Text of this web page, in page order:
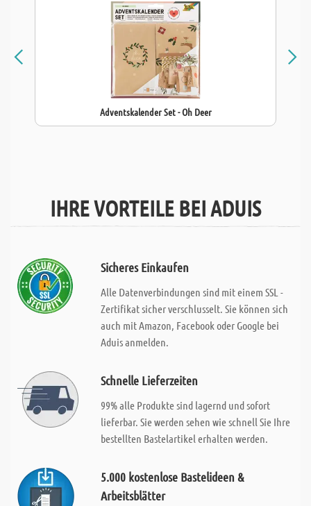
Adventskalender Set - Oh Deer
IHRE VORTEILE BEI ADUIS
Sicheres Einkaufen
Alle Datenverbindungen sind mit einem SSL -
Zertifikat sicher verschlusselt. Sie können sich
auch mit Amazon, Facebook oder Google bei
Aduis anmelden.
Schnelle Lieferzeiten
99% alle Produkte sind lagernd und sofort
lieferbar. Sie werden sehen wie schnell Sie Ihre
bestellten Bastelartikel erhalten werden.
5.000 kostenlose Bastelideen &
Arbeitsblätter